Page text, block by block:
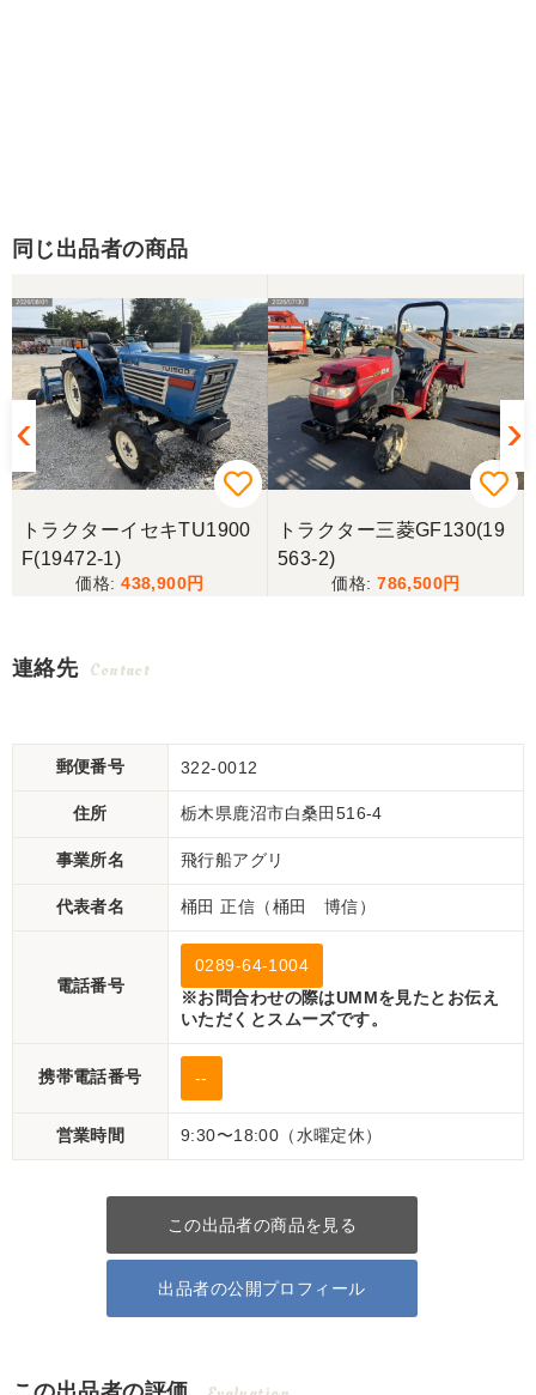
同じ出品者の商品
トラクターイセキTU1900
F(19472-1)
438,900
トラクター三菱GF130(19
563-2)
786,500
連絡先 Contact
郵便番号 322-0012
住所 栃木県鹿沼市白桑田516-4
事業所名 飛行船アグリ
代表者名 桶田 正信（桶田 博信）
電話番号
0289-64-1004
※お問合わせの際はUMMを見たとお伝え
いただくとスムーズです。
携帯電話番号 --
営業時間 9:30〜18:00（水曜定休）
この出品者の商品を見る
出品者の公開プロフィール